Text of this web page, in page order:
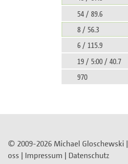
54 / 89.6
8 / 56.3
6 / 115.9
19 / 5:00 / 40.7
970
© 2009-2026 Michael Gloschewski |
oss | Impressum | Datenschutz